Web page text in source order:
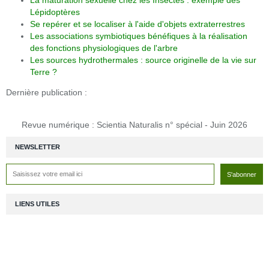
NEWSLETTER
Lépidoptères
Se repérer et se localiser à l'aide d'objets extraterrestres
Les associations symbiotiques bénéfiques à la réalisation
des fonctions physiologiques de l'arbre
Les sources hydrothermales : source originelle de la vie sur
Terre ?
Dernière publication :
Revue numérique : Scientia Naturalis n° spécial - Juin 2026
LIENS UTILES